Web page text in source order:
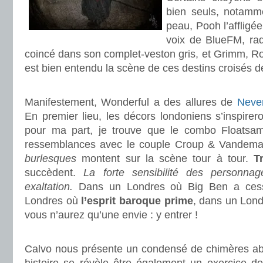
bien seuls,
peau, Pooh
voix de BlueFM,
coincé dans son complet-veston gris, et Grimm,
est bien entendu la scène de ces destins croisés
Manifestement, Wonderful a des allures de
En premier lieu, les décors londoniens
pour ma part, je trouve que le combo
ressemblances avec le couple Croup &
burlesques montent sur la scène tour à tour.
succèdent. La forte sensibilité des
exaltation. Dans un Londres où Big Ben a
Londres où l’esprit baroque prime, dans un
vous n’aurez qu’une envie : y entrer !
Calvo nous présente un condensé de chimères